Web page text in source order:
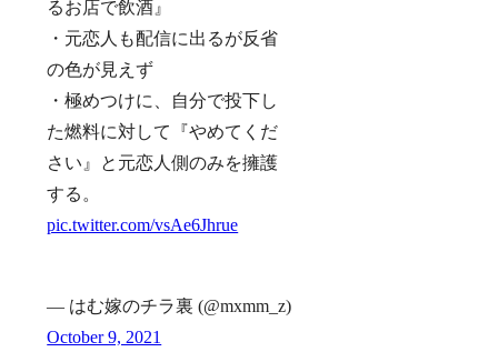
るお店で飲酒』
・元恋人も配信に出るが反省
の色が見えず
・極めつけに、自分で投下し
た燃料に対して『やめてくだ
さい』と元恋人側のみを擁護
する。
pic.twitter.com/vsAe6Jhrue
— はむ嫁のチラ裏 (@mxmm_z)
October 9, 2021